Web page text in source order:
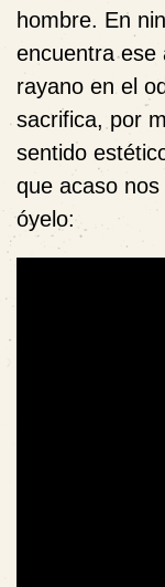
hombre. En
encuentra ese
rayano en el
sacrifica, por
sentido
que acaso
óyelo: